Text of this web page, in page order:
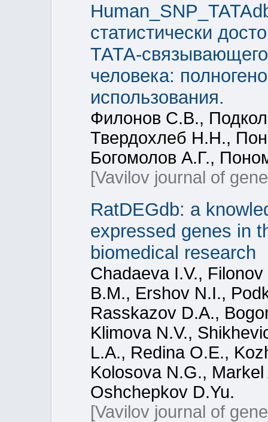
статистически
ТАТА-
человека:
использования.
Филонов С.В.,
Твердохлеб Н.Н.,
Богомолов А.Г.,
[Vavilov journal of
RatDEGdb: a
expressed genes in
biomedical research
Chadaeva I.V.,
B.M., Ershov N.I.,
Rasskazov D.A.,
Klimova N.V.,
L.A., Redina О.Е.,
Kolosova N.G.,
Oshchepkov D.Yu.
[Vavilov journal of